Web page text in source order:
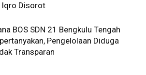
Iqro Disorot
BOS SDN 21 Bengkulu Tengah
Pengelolaan Diduga
Transparan